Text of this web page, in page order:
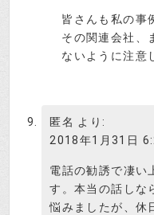
皆さんも私の事
その関連会社、
ないように注意
匿名 より:
2018年1月31日
電話の勧誘で凄い
す。本当の話しな
悩みましたが、休